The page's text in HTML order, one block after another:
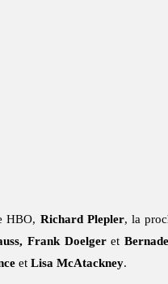
HBO, Richard Plepler, la
Frank Doelgeret
et Lisa McAtackney.